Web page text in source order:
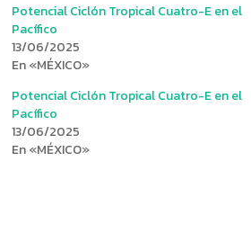
Potencial Ciclón Tropical Cuatro-E en el
Pacífico
13/06/2025
En «MÉXICO»
Potencial Ciclón Tropical Cuatro-E en el
Pacífico
13/06/2025
En «MÉXICO»